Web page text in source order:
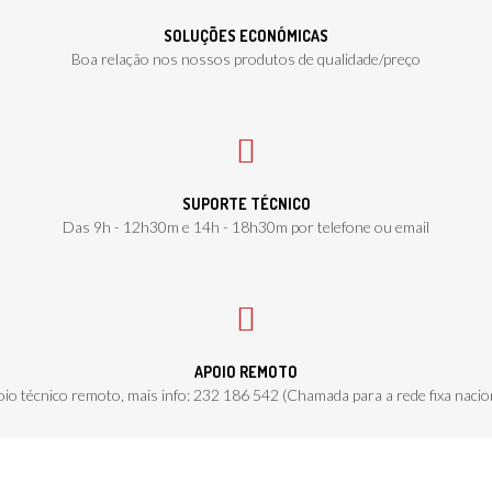
SOLUÇÕES ECONÓMICAS
Boa relação nos nossos produtos de qualidade/preço
SUPORTE TÉCNICO
Das 9h - 12h30m e 14h - 18h30m por telefone ou email
APOIO REMOTO
técnico remoto, mais info: 232 186 542 (Chamada para a rede fixa